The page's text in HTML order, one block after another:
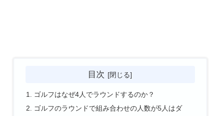
目次
ゴルフはなぜ4人でラウンドするのか？
ゴルフのラウンドで組み合わせの人数が5人はダ